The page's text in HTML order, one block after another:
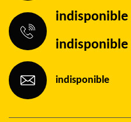
indisponible
indisponible
indisponible